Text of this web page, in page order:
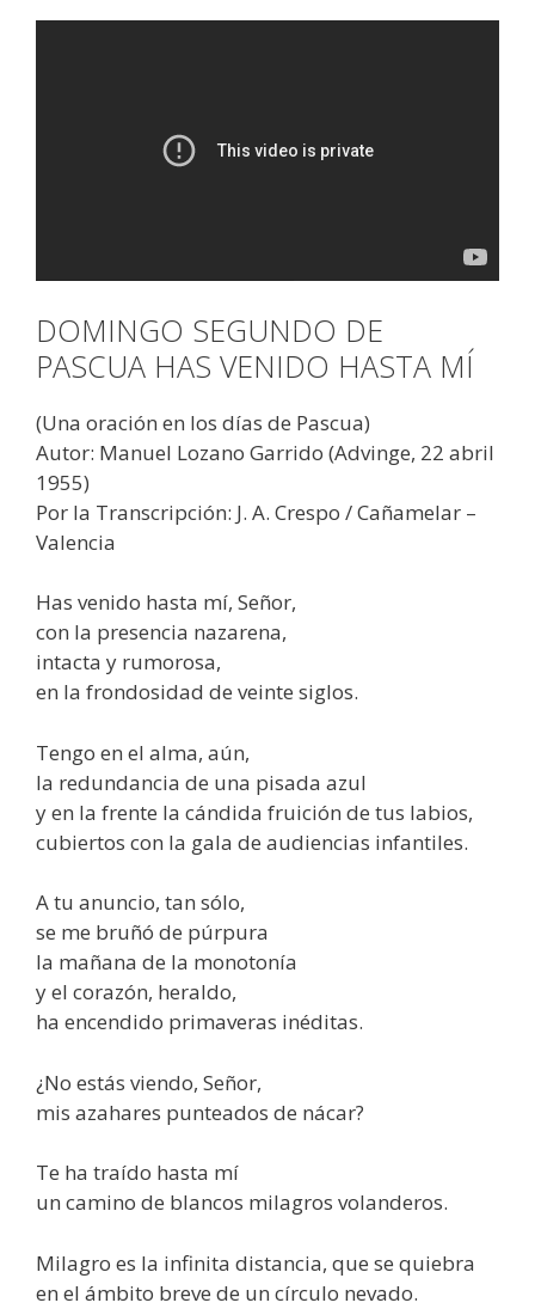
DOMINGO SEGUNDO DE
PASCUA HAS VENIDO HASTA MÍ
(Una oración en los días de Pascua)
Autor: Manuel Lozano Garrido (Advinge, 22 abril
1955)
Por la Transcripción: J. A. Crespo / Cañamelar –
Valencia
Has venido hasta mí, Señor,
con la presencia nazarena,
intacta y rumorosa,
en la frondosidad de veinte siglos.
Tengo en el alma, aún,
la redundancia de una pisada azul
y en la frente la cándida fruición de tus labios,
cubiertos con la gala de audiencias infantiles.
A tu anuncio, tan sólo,
se me bruñó de púrpura
la mañana de la monotonía
y el corazón, heraldo,
ha encendido primaveras inéditas.
¿No estás viendo, Señor,
mis azahares punteados de nácar?
Te ha traído hasta mí
un camino de blancos milagros volanderos.
Milagro es la infinita distancia, que se quiebra
en el ámbito breve de un círculo nevado.